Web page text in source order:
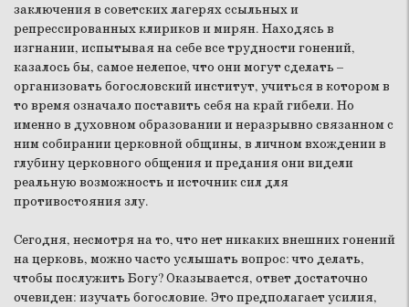
заключения в советских лагерях ссыльных и
репрессированных клириков и мирян. Находясь в
изгнании, испытывая на себе все трудности гонений,
казалось бы, самое нелепое, что они могут сделать –
организовать богословский институт, учиться в котором в
то время означало поставить себя на край гибели. Но
именно в духовном образовании и неразрывно связанном с
ним собирании церковной общины, в личном вхождении в
глубину церковного общения и предания они видели
реальную возможность и источник сил для
противостояния злу.
Сегодня, несмотря на то, что нет никаких внешних гонений
на церковь, можно часто услышать вопрос: что делать,
чтобы послужить Богу? Оказывается, ответ достаточно
очевиден: изучать богословие. Это предполагает усилия,